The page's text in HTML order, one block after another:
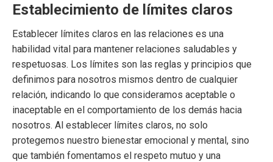
Establecimiento de límites claros
Establecer límites claros en las relaciones es una
habilidad vital para mantener relaciones saludables y
respetuosas. Los límites son las reglas y principios que
definimos para nosotros mismos dentro de cualquier
relación, indicando lo que consideramos aceptable o
inaceptable en el comportamiento de los demás hacia
nosotros. Al establecer límites claros, no solo
protegemos nuestro bienestar emocional y mental, sino
que también fomentamos el respeto mutuo y una